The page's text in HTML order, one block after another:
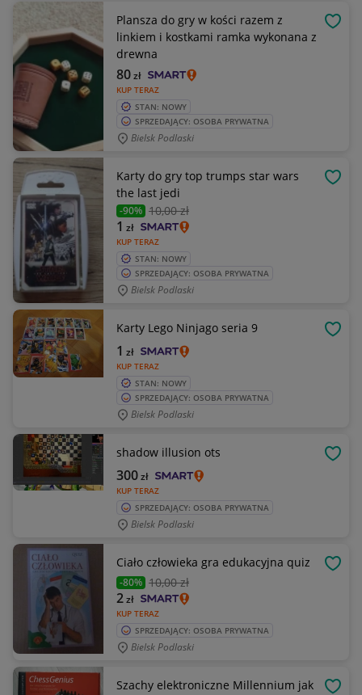
Plansza do gry w kości razem z
linkiem i kostkami ramka wykonana z
drewna
KUP TERAZ
80zł
STAN: NOWY
SPRZEDAJĄCY: OSOBA PRYWATNA
Bielsk Podlaski
Karty do gry top trumps star wars
the last jedi
-90% 10,00 zł
KUP TERAZ
1 zł
STAN: NOWY
SPRZEDAJĄCY: OSOBA PRYWATNA
Bielsk Podlaski
Karty Lego Ninjago seria 9
KUP TERAZ
1 zł
STAN: NOWY
SPRZEDAJĄCY: OSOBA PRYWATNA
Bielsk Podlaski
shadow illusion ots
KUP TERAZ
300zł
SPRZEDAJĄCY: OSOBA PRYWATNA
Bielsk Podlaski
Ciało człowieka gra edukacyjna quiz
-80% 10,00 zł
KUP TERAZ
2zł
SPRZEDAJĄCY: OSOBA PRYWATNA
Bielsk Podlaski
Szachy elektroniczne Millennium jak